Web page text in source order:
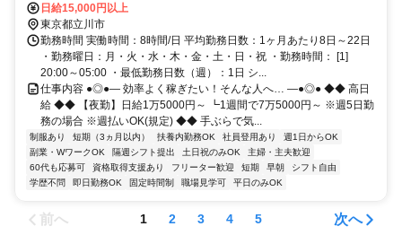
レール線 立川南徒歩約16分、多摩都市モノレール線 甲州街道徒歩約
16分 柴崎体育館駅周辺/直行直帰OK
日給15,000円以上
東京都立川市
勤務時間 実働時間：8時間/日 平均勤務日数：1ヶ月あたり8日～22日
・勤務曜日：月・火・水・木・金・土・日・祝 ・勤務時間： [1]
20:00～05:00 ・最低勤務日数（週）：1日 シ...
仕事内容 ●◎●― 効率よく稼ぎたい！そんな人へ… ―●◎● ◆◆ 高日
給 ◆◆ 【夜勤】日給1万5000円～ ┗1週間で7万5000円～ ※週5日勤
務の場合 ※週払いOK(規定) ◆◆ 手ぶらで気...
制服あり 短期（3ヵ月以内） 扶養内勤務OK 社員登用あり
週1日からOK
副業・WワークOK
隔週シフト提出 土日祝のみOK
主婦・主夫歓迎
60代も応募可
資格取得支援あり フリーター歓迎 短期 早朝
シフト自由
学歴不問
即日勤務OK 固定時間制 職場見学可 平日のみOK
前へ 1 2 3 4 5 次へ